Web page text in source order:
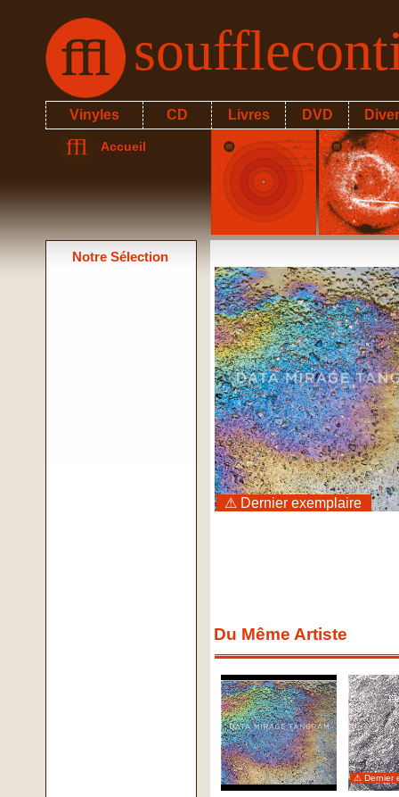
Vinyles CD Livres DVD
Accueil
Notre Sélection
⚠ Dernier exemplaire
Du Même Artiste
⚠ Dernier